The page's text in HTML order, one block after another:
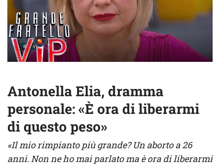
Antonella Elia, dramma
personale: «È ora di liberarmi
di questo peso»
«Il mio rimpianto più grande? Un aborto a 26
anni. Non ne ho mai parlato ma è ora di liberarmi